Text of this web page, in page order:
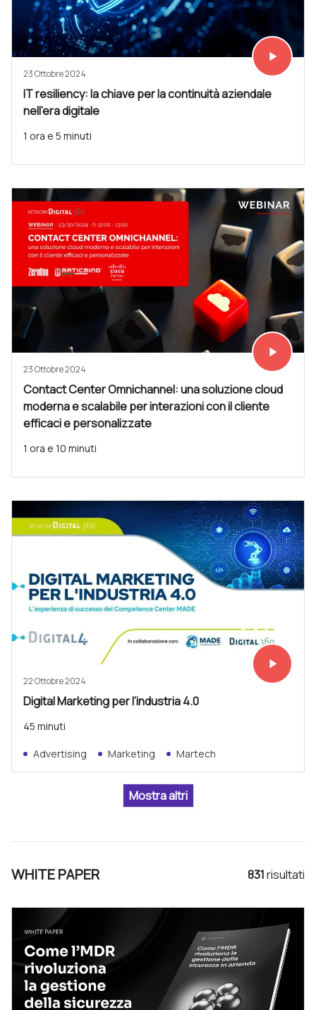
Vedi subito
play_arrow
23 Ottobre 2024
IT resiliency: la chiave per la continuità aziendale
nell’era digitale
1 ora e 5 minuti
Vedi subito
play_arrow
23 Ottobre 2024
Contact Center Omnichannel: una soluzione cloud
moderna e scalabile per interazioni con il cliente
efficaci e personalizzate
1 ora e 10 minuti
Vedi subito
play_arrow
22 Ottobre 2024
Digital Marketing per l’industria 4.0
45 minuti
Advertising Marketing Martech
WHITE PAPER 831risultati